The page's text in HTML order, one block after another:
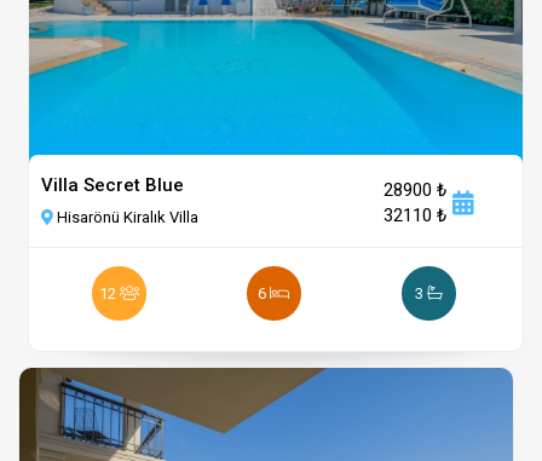
Villa Secret Blue
Hisarönü Kiralık Villa
28900 ₺
32110 ₺
12 6 3